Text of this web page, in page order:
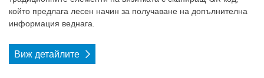
който предлага лесен начин за получаване на допълнителна
информация веднага.
Виж детайлите